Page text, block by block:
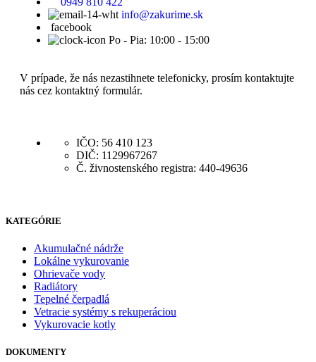
info@zakurime.sk
facebook
Po - Pia: 10:00 - 15:00
V prípade, že nás nezastihnete telefonicky, prosím kontaktujte
nás cez kontaktný formulár.
IČO: 56 410 123
DIČ: 1129967267
Č. živnostenského registra: 440-49636
KATEGÓRIE
Akumulačné nádrže
Lokálne vykurovanie
Ohrievače vody
Radiátory
Tepelné čerpadlá
Vetracie systémy s rekuperáciou
Vykurovacie kotly
DOKUMENTY